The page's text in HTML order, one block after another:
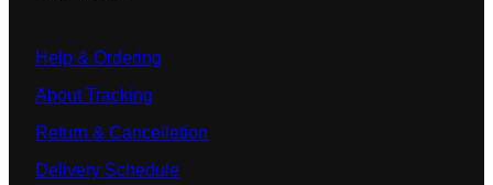
Help & Ordering
About Tracking
Return & Cancelletion
Delivery Schedule